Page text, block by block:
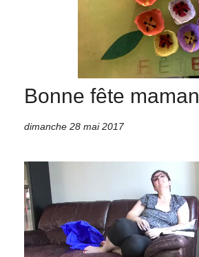
Bonne fête maman
dimanche 28 mai 2017